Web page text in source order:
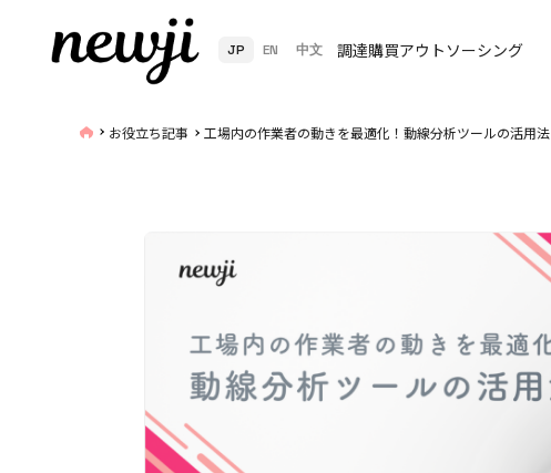
JP EN 中文 調達購買アウトソーシング
お役立ち記事 工場内の作業者の動きを最適化！動線分析ツールの活用法